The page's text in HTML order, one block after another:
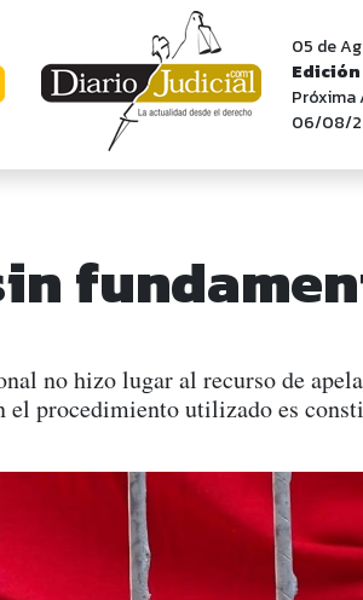
05 de
Edición
Próxima
06/08/
no hizo lugar al recurso de
el procedimiento utilizado es